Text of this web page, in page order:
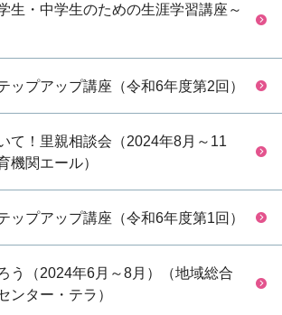
生・中学生のための生涯学習講座～
ップアップ講座（令和6年度第2回）
て！里親相談会（2024年8月～11
機関エール）
ップアップ講座（令和6年度第1回）
う（2024年6月～8月）（地域総合
ンター・テラ）